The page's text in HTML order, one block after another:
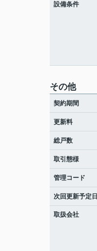
設備条件
その他
契約期間
更新料
総戸数
取引態様
管理コード
次回更新予定日
取扱会社